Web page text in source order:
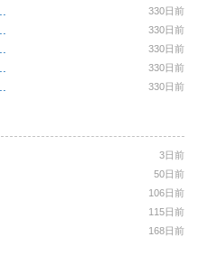
330日前
330日前
330日前
330日前
330日前
3日前
50日前
106日前
115日前
168日前